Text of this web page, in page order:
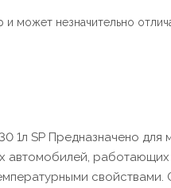
может незначительно
1л SP Предназначено
автомобилей, работающих